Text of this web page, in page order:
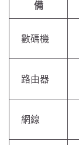
備
數碼機
路由器
網線